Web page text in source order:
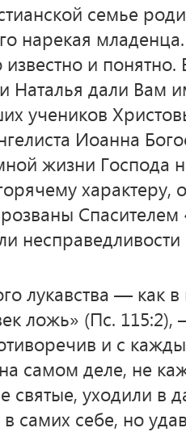
семье
нарекая
известно и
Наталья дали Вам
учеников
Иоанна
жизни Господа
характеру,
лукавства — как в
ложь» (Пс.
и с
самом деле, не
святые, уходили в
самих себе, но